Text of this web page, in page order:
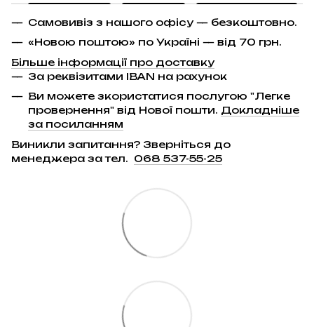
Самовивіз з нашого офісу — безкоштовно.
«Новою поштою» по Україні — від 70 грн.
Більше інформації про доставку
За реквізитами IBAN на рахунок
Ви можете зкористатися послугою "Легке
провернення" від Нової пошти. Докладніше
за посиланням
Виникли запитання? Зверніться до
менеджера за тел. 068 537-55-25